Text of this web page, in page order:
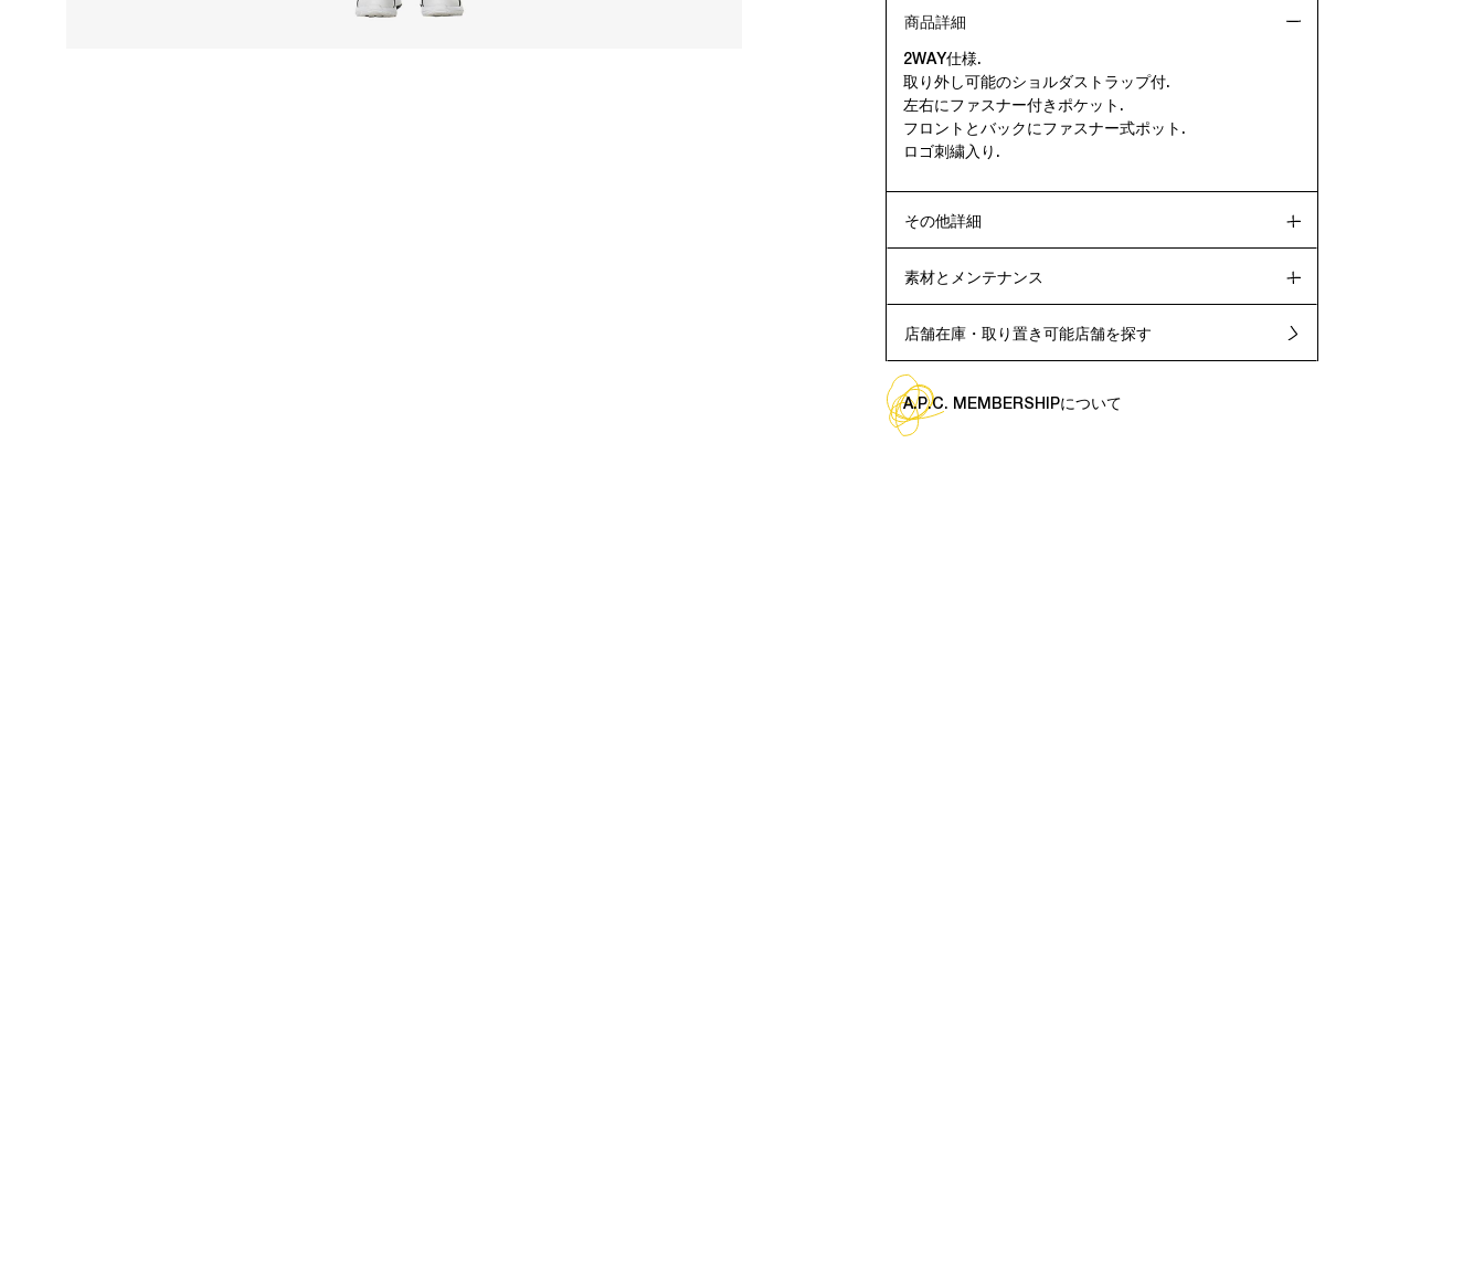
商品詳細
2WAY仕様.
取り外し可能のショルダストラップ付.
左右にファスナー付きポケット.
フロントとバックにファスナー式ポット.
ロゴ刺繍入り.
その他詳細
素材とメンテナンス
店舗在庫・取り置き可能店舗を探す
A.P.C. MEMBERSHIPについて